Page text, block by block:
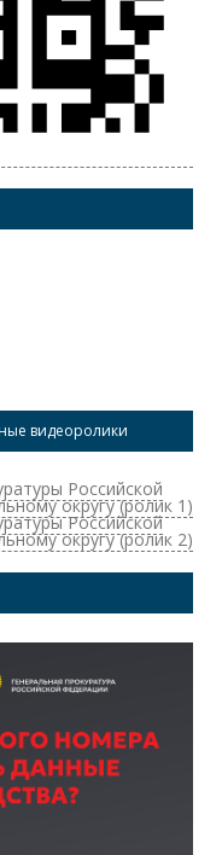
видеоролики
Российской
округу (ролик 1)
Российской
округу (ролик 2)